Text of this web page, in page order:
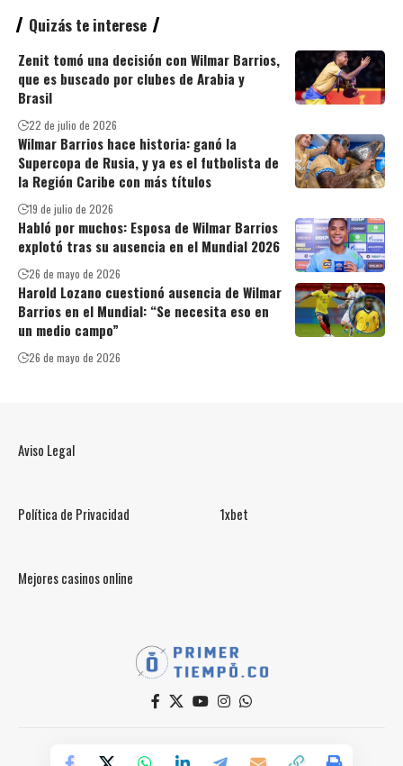
Quizás te interese
Zenit tomó una decisión con Wilmar Barrios,
que es buscado por clubes de Arabia y
Brasil
22 de julio de 2026
Wilmar Barrios hace historia: ganó la
Supercopa de Rusia, y ya es el futbolista de
la Región Caribe con más títulos
19 de julio de 2026
Habló por muchos: Esposa de Wilmar Barrios
explotó tras su ausencia en el Mundial 2026
26 de mayo de 2026
Harold Lozano cuestionó ausencia de Wilmar
Barrios en el Mundial: “Se necesita eso en
un medio campo”
26 de mayo de 2026
Aviso Legal
Política de Privacidad 1xbet
Mejores casinos online